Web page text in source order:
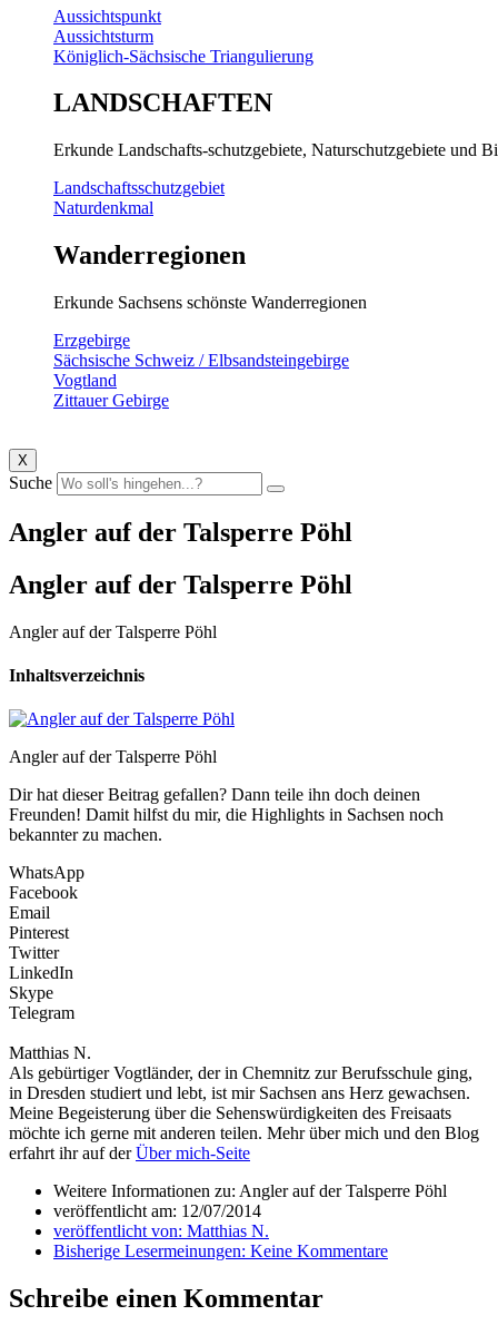
Aussichtspunkt
Aussichtsturm
Königlich-Sächsische Triangulierung
LANDSCHAFTEN
Erkunde Landschafts-schutzgebiete, Naturschutzgebiete und
Landschaftsschutzgebiet
Naturdenkmal
Wanderregionen
Erkunde Sachsens schönste Wanderregionen
Erzgebirge
Sächsische Schweiz / Elbsandsteingebirge
Vogtland
Zittauer Gebirge
X
Suche
Angler auf der Talsperre Pöhl
Angler auf der Talsperre Pöhl
Angler auf der Talsperre Pöhl
Inhaltsverzeichnis
Angler auf der Talsperre Pöhl
Dir hat dieser Beitrag gefallen? Dann teile ihn doch deinen
Freunden! Damit hilfst du mir, die Highlights in Sachsen noch
bekannter zu machen.
WhatsApp
Facebook
Email
Pinterest
Twitter
LinkedIn
Skype
Telegram
Matthias N.
Als gebürtiger Vogtländer, der in Chemnitz zur Berufsschule ging,
in Dresden studiert und lebt, ist mir Sachsen ans Herz gewachsen.
Meine Begeisterung über die Sehenswürdigkeiten des Freisaats
möchte ich gerne mit anderen teilen. Mehr über mich und den Blog
erfahrt ihr auf derÜber mich-Seite
Weitere Informationen zu: Angler auf der Talsperre Pöhl
veröffentlicht am: 12/07/2014
veröffentlicht von: Matthias N.
Bisherige Lesermeinungen: Keine Kommentare
Schreibe einen Kommentar